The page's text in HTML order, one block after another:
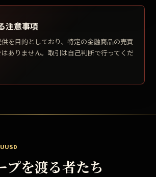
注意事項
を目的としており、特定の金融商品の売買
ありません。取引は自己判断で行ってくだ
プを渡る者たち